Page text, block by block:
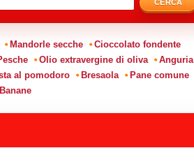
CERCA
Mandorle secche
Cioccolato fondente
Olio extravergine di oliva
Anguria
al pomodoro Bresaola
Pane comune
Banane